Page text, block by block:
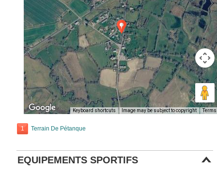
Keyboard shortcuts Image may be subject to copyright Terms
1 Terrain De Pétanque
EQUIPEMENTS SPORTIFS